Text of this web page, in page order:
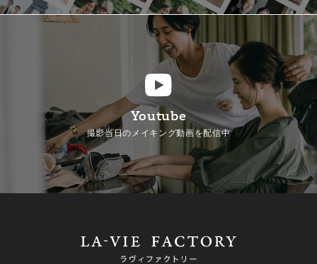
Youtube
撮影当日のメイキング動画を配信中